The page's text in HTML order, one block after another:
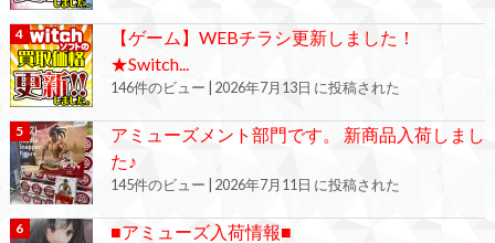
【ゲーム】WEBチラシ更新しました！
★Switch...
146件のビュー 2026年7月13日 に投稿された
アミューズメント部門です。 新商品入荷しまし
た♪
145件のビュー 2026年7月11日 に投稿された
■アミューズ入荷情報■